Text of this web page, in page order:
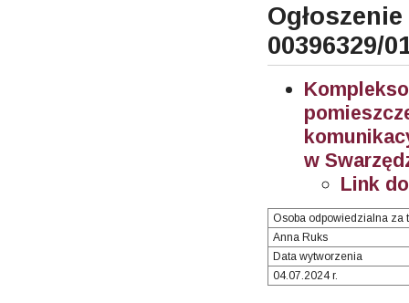
00396329/
w
Link
Osoba odpowiedzialna za
Anna Ruks
Data wytworzenia
04.07.2024 r.